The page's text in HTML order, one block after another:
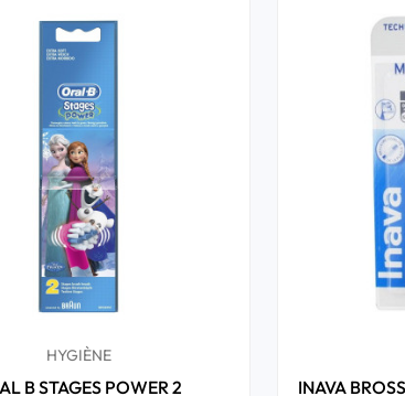
HYGIÈNE
B STAGES POWER 2 INAVA